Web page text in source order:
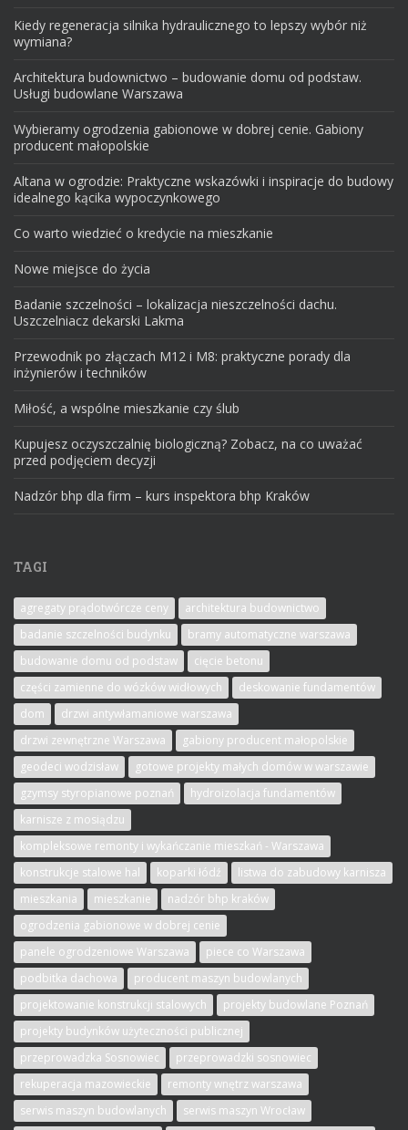
Kiedy regeneracja silnika hydraulicznego to lepszy wybór niż
wymiana?
Architektura budownictwo – budowanie domu od podstaw.
Usługi budowlane Warszawa
Wybieramy ogrodzenia gabionowe w dobrej cenie. Gabiony
producent małopolskie
Altana w ogrodzie: Praktyczne wskazówki i inspiracje do budowy
idealnego kącika wypoczynkowego
Co warto wiedzieć o kredycie na mieszkanie
Nowe miejsce do życia
Badanie szczelności – lokalizacja nieszczelności dachu.
Uszczelniacz dekarski Lakma
Przewodnik po złączach M12 i M8: praktyczne porady dla
inżynierów i techników
Miłość, a wspólne mieszkanie czy ślub
Kupujesz oczyszczalnię biologiczną? Zobacz, na co uważać
przed podjęciem decyzji
Nadzór bhp dla firm – kurs inspektora bhp Kraków
TAGI
agregaty prądotwórcze ceny
architektura budownictwo
badanie szczelności budynku
bramy automatyczne warszawa
budowanie domu od podstaw
cięcie betonu
części zamienne do wózków widłowych
deskowanie fundamentów
dom
drzwi antywłamaniowe warszawa
drzwi zewnętrzne Warszawa
gabiony producent małopolskie
geodeci wodzisław
gotowe projekty małych domów w warszawie
gzymsy styropianowe poznań
hydroizolacja fundamentów
karnisze z mosiądzu
kompleksowe remonty i wykańczanie mieszkań - Warszawa
konstrukcje stalowe hal
koparki łódź
listwa do zabudowy karnisza
mieszkania
mieszkanie
nadzór bhp kraków
ogrodzenia gabionowe w dobrej cenie
panele ogrodzeniowe Warszawa
piece co Warszawa
podbitka dachowa
producent maszyn budowlanych
projektowanie konstrukcji stalowych
projekty budowlane Poznań
projekty budynków użyteczności publicznej
przeprowadzka Sosnowiec
przeprowadzki sosnowiec
rekuperacja mazowieckie
remonty wnętrz warszawa
serwis maszyn budowlanych
serwis maszyn Wrocław